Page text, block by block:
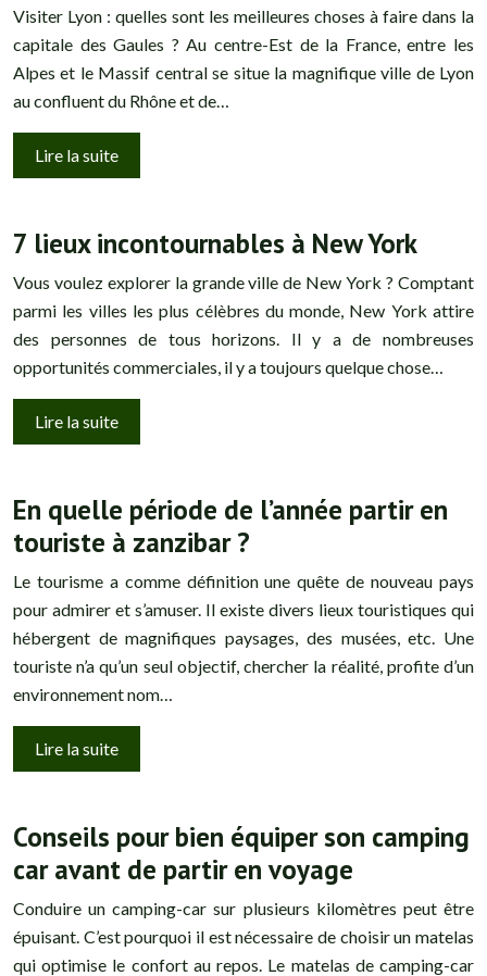
Visiter Lyon : quelles sont les meilleures choses à faire dans la
capitale des Gaules ? Au centre-Est de la France, entre les
Alpes et le Massif central se situe la magnifique ville de Lyon
au confluent du Rhône et de…
Lire la suite
7 lieux incontournables à New York
Vous voulez explorer la grande ville de New York ? Comptant
parmi les villes les plus célèbres du monde, New York attire
des personnes de tous horizons. Il y a de nombreuses
opportunités commerciales, il y a toujours quelque chose…
Lire la suite
En quelle période de l’année partir en
touriste à zanzibar ?
Le tourisme a comme définition une quête de nouveau pays
pour admirer et s’amuser. Il existe divers lieux touristiques qui
hébergent de magnifiques paysages, des musées, etc. Une
touriste n’a qu’un seul objectif, chercher la réalité, profite d’un
environnement nom…
Lire la suite
Conseils pour bien équiper son camping
car avant de partir en voyage
Conduire un camping-car sur plusieurs kilomètres peut être
épuisant. C’est pourquoi il est nécessaire de choisir un matelas
qui optimise le confort au repos. Le matelas de camping-car